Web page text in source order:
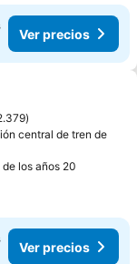
Ver precios
central de tren de
los años 20
Ver precios